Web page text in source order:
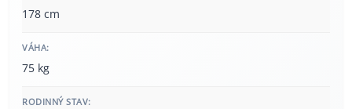
178 cm
VÁHA:
75 kg
RODINNÝ STAV: